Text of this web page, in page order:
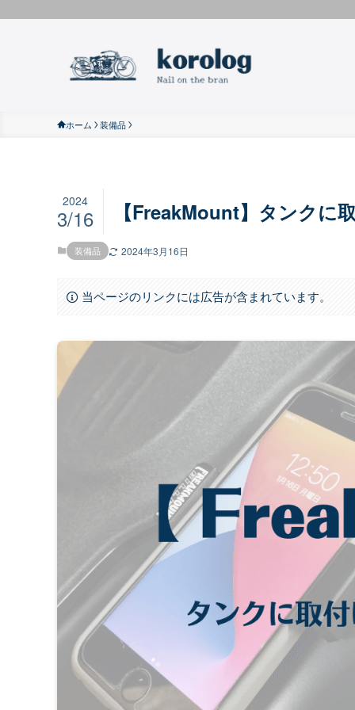
ホーム 装備品
【FreakMount】タンクに
2024
3/16
装備品 2024年3月16日
当ページのリンクには広告が含まれています。